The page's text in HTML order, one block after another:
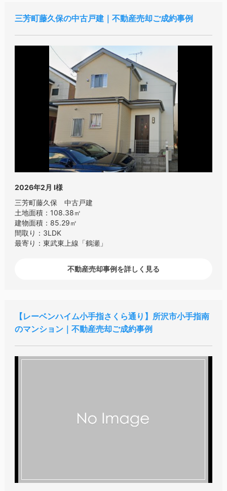
三芳町藤久保の中古戸建｜不動産売却ご成約事例
2026年2月 I様
三芳町藤久保 中古戸建
土地面積：108.38㎡
建物面積：85.29㎡
間取り：3LDK
最寄り：東武東上線「鶴瀬」
不動産売却事例を詳しく見る
レーベンハイム小手指さくら通り
所沢市小手指南
のマンション｜不動産売却ご成約事例